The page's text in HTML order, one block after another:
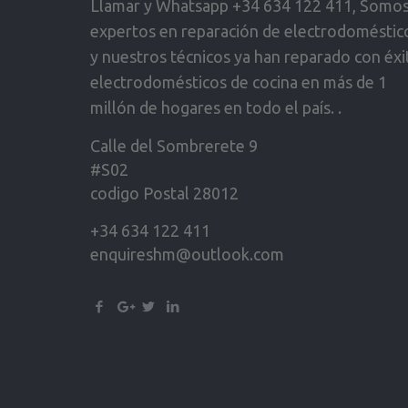
Llamar y Whatsapp +34 634 122 411,
expertos en reparación de
y nuestros técnicos ya han reparado con
electrodomésticos de cocina en más de 1
millón de hogares en todo el país. .
Calle del Sombrerete 9
#S02
codigo Postal 28012
+34 634 122 411
enquireshm@outlook.com